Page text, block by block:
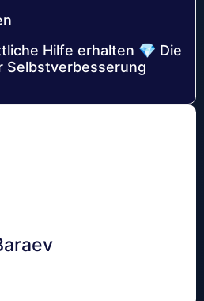
Hilfe erhalten 💎 Die
Selbstverbesserung